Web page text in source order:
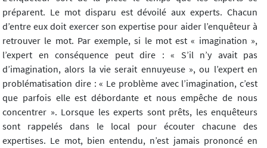
préparent. Le mot disparu est dévoilé aux experts. Chacun
d’entre eux doit exercer son expertise pour aider l’enquêteur à
retrouver le mot. Par exemple, si le mot est « imagination »,
l’expert en conséquence peut dire : « S’il n’y avait pas
d’imagination, alors la vie serait ennuyeuse », ou l’expert en
problématisation dire : « Le problème avec l’imagination, c’est
que parfois elle est débordante et nous empêche de nous
concentrer ». Lorsque les experts sont prêts, les enquêteurs
sont rappelés dans le local pour écouter chacune des
expertises. Le mot, bien entendu, n’est jamais prononcé en